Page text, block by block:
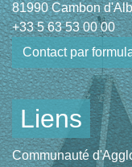
81990 Cambon
+33 5 63 53 00 00
Contact par
Liens
Communauté